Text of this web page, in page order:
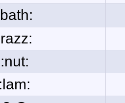
:nut:
:lam: